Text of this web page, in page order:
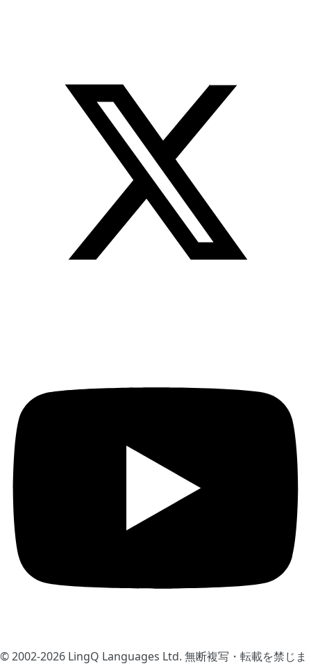
© 2002-2026 LingQ Languages Ltd. 無断複写・転載を禁じま